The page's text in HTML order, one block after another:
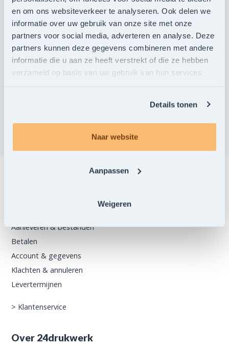
en om ons websiteverkeer te analyseren. Ook delen we
informatie over uw gebruik van onze site met onze
partners voor social media, adverteren en analyse. Deze
partners kunnen deze gegevens combineren met andere
informatie die u aan ze heeft verstrekt of die ze hebben
verzameld op basis van uw gebruik van hun services.
Details tonen
Naar website
Aanpassen
Weigeren
Aanleveren & bestanden
Betalen
Account & gegevens
Klachten & annuleren
Levertermijnen
> Klantenservice
Over 24drukwerk